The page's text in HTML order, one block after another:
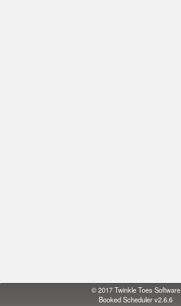
© 2017Twinkle Toes Software
Booked Scheduler v2.6.6